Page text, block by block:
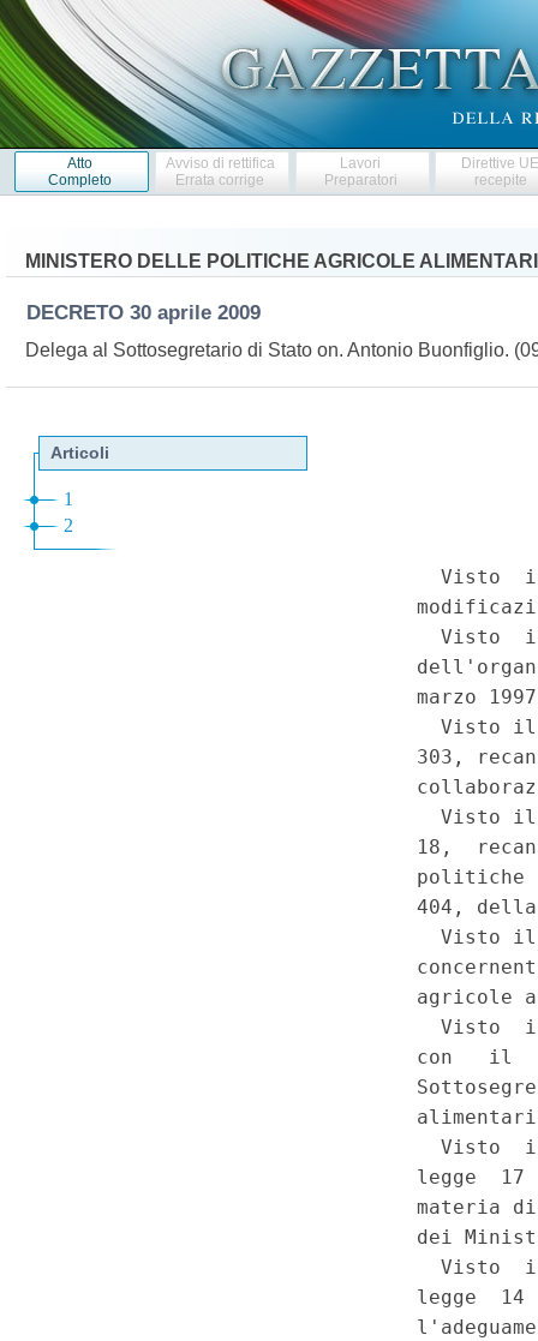
Atto
Completo
Avviso di rettifica
Errata corrige
Lavori
Preparatori
Direttive
recepite
MINISTERO DELLE POLITICHE AGRICOLE
DECRETO 30 aprile 2009
Delega al Sottosegretario di Stato on. Antonio Buonfiglio.